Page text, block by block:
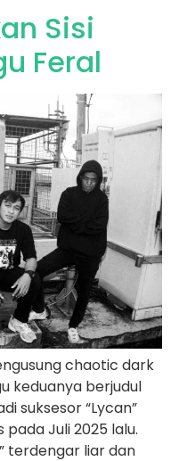
Sisi
Feral
chaotic dark
keduanya berjudul
suksesor “Lycan”
Juli 2025 lalu.
terdengar liar dan